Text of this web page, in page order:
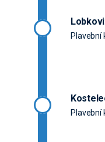
Plavební
Plavební